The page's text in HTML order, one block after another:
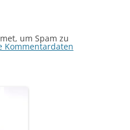
um Spam zu
Kommentardaten